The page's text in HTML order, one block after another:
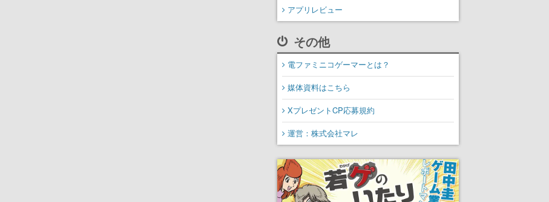
アプリレビュー
その他
電ファミニコゲーマーとは？
媒体資料はこちら
XプレゼントCP応募規約
運営：株式会社マレ